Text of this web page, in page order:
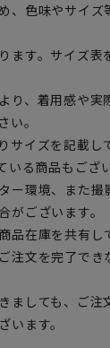
、色味やサイズ
ます。サイズ表
り、着用感や実
い。
サイズを記載し
る商品もござい
ー環境、また撮
がございます。
品在庫を共有し
注文を完了で
ましても、ご注
います。